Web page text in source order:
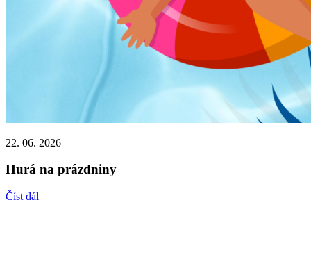
22. 06. 2026
Hurá na prázdniny
Číst dál